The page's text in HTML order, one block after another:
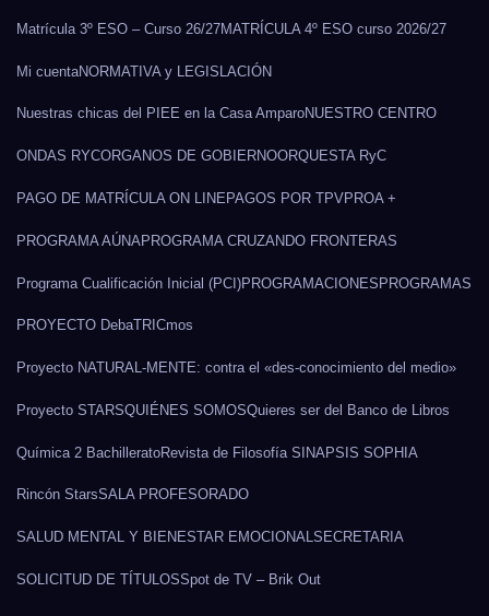
Matrícula 3º ESO – Curso 26/27MATRÍCULA 4º ESO curso 2026/27
Mi cuentaNORMATIVA y LEGISLACIÓN
Nuestras chicas del PIEE en la Casa AmparoNUESTRO CENTRO
ONDAS RYCORGANOS DE GOBIERNOORQUESTA RyC
PAGO DE MATRÍCULA ON LINE PAGOS POR TPVPROA +
PROGRAMA AÚNA PROGRAMA CRUZANDO FRONTERAS
Programa Cualificación Inicial (PCI)PROGRAMACIONESPROGRAMAS
PROYECTO DebaTRICmos
Proyecto NATURAL-MENTE: contra el «des-conocimiento del medio»
Proyecto STARSQUIÉNES SOMOSQuieres ser del Banco de Libros
Química 2 BachilleratoRevista de Filosofía SINAPSIS SOPHIA
Rincón StarsSALA PROFESORADO
SALUD MENTAL Y BIENESTAR EMOCIONALSECRETARIA
SOLICITUD DE TÍTULOSSpot de TV – Brik Out